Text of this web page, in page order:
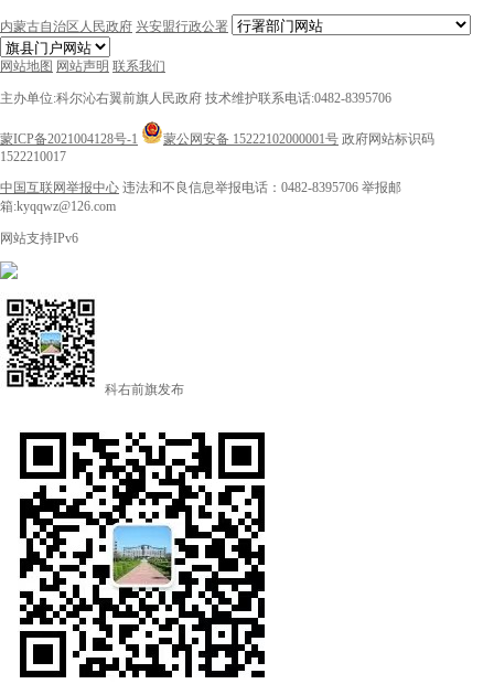
内蒙古自治区人民政府 兴安盟行政公署
网站地图 网站声明 联系我们
主办单位:科尔沁右翼前旗人民政府 技术维护联系电话:0482-8395706
蒙ICP备2021004128号-1 蒙公网安备 15222102000001号 政府网站标识码
1522210017
中国互联网举报中心 违法和不良信息举报电话：0482-8395706 举报邮
箱:kyqqwz@126.com
网站支持IPv6
科右前旗发布